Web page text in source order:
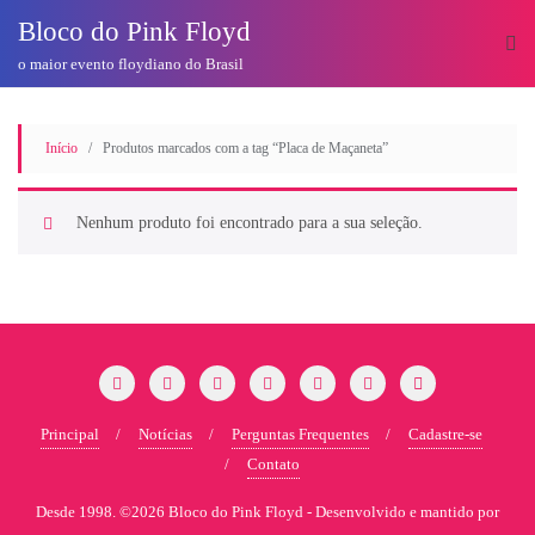
conteúdo
Bloco do Pink Floyd
o maior evento floydiano do Brasil
Início / Produtos marcados com a tag “Placa de Maçaneta”
Nenhum produto foi encontrado para a sua seleção.
Principal Notícias Perguntas Frequentes
Cadastre-se
Contato
Desde 1998. ©2026 Bloco do Pink Floyd - Desenvolvido e mantido por